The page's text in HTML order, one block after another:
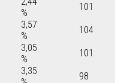
%
101
3,57
%
104
3,05
%
101
3,35
98